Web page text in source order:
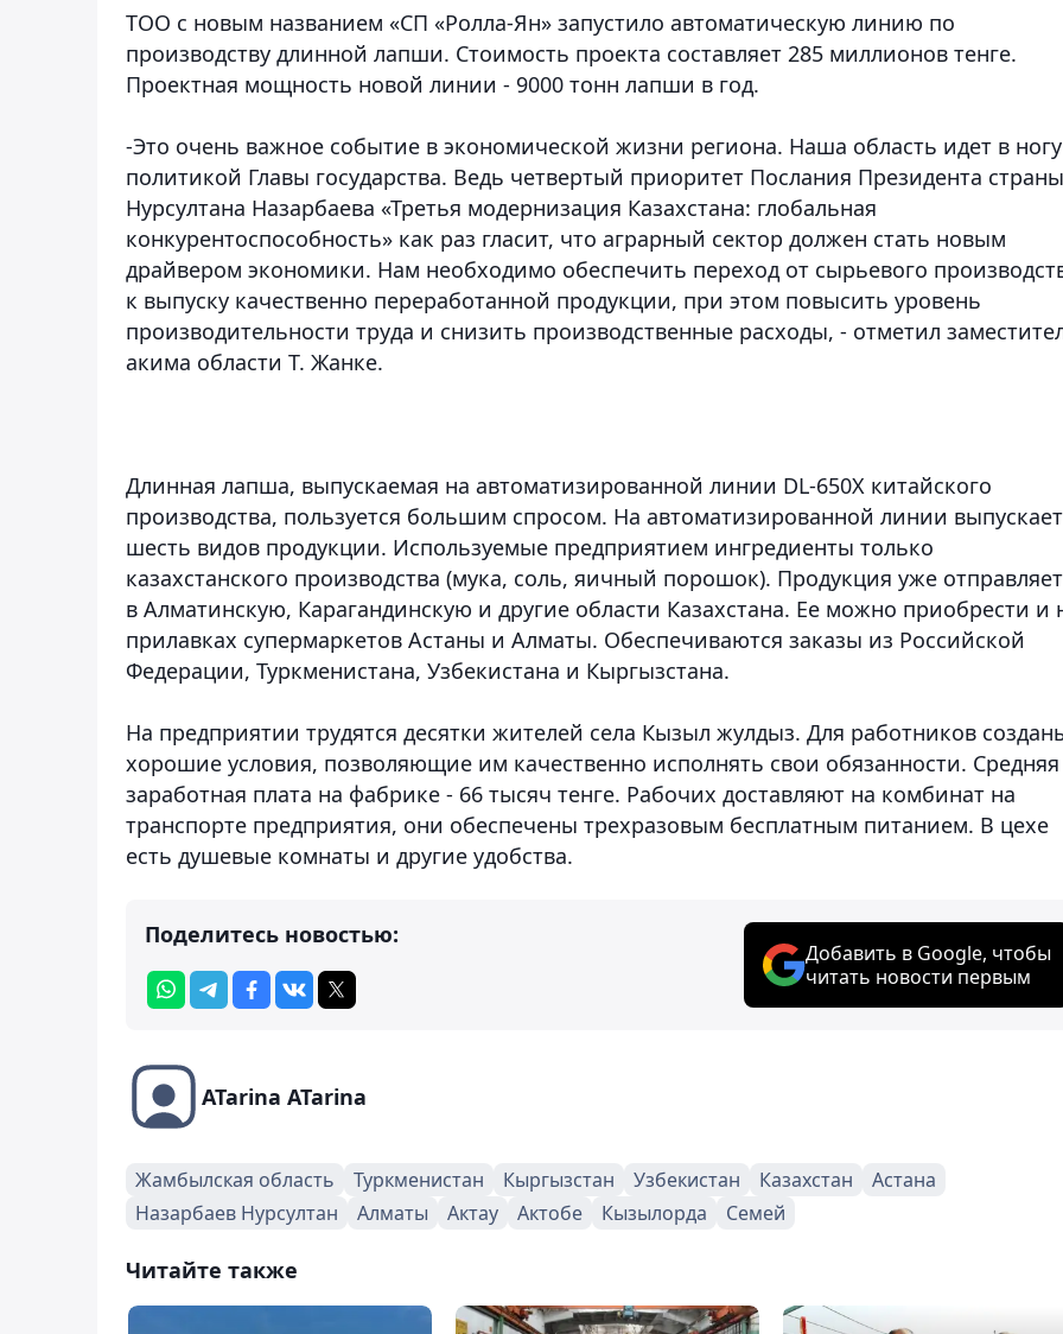
ТОО с новым названием «СП «Ролла-Ян» запустило автоматическую линию по
производству длинной лапши. Стоимость проекта составляет 285 миллионов тенге.
Проектная мощность новой линии - 9000 тонн лапши в год.
-Это очень важное событие в экономической жизни региона. Наша область идет в
политикой Главы государства. Ведь четвертый приоритет Послания Президента страны
Нурсултана Назарбаева «Третья модернизация Казахстана: глобальная
конкурентоспособность» как раз гласит, что аграрный сектор должен стать новым
драйвером экономики. Нам необходимо обеспечить переход от сырьевого
к выпуску качественно переработанной продукции, при этом повысить уровень
производительности труда и снизить производственные расходы, - отметил
акима области Т. Жанке.
Длинная лапша, выпускаемая на автоматизированной линии DL-650X китайского
производства, пользуется большим спросом. На автоматизированной линии
шесть видов продукции. Используемые предприятием ингредиенты только
казахстанского производства (мука, соль, яичный порошок). Продукция уже
в Алматинскую, Карагандинскую и другие области Казахстана. Ее можно приобрести и
прилавках супермаркетов Астаны и Алматы. Обеспечиваются заказы из Российской
Федерации, Туркменистана, Узбекистана и Кыргызстана.
На предприятии трудятся десятки жителей села Кызыл жулдыз. Для работников
хорошие условия, позволяющие им качественно исполнять свои обязанности. Средняя
заработная плата на фабрике - 66 тысяч тенге. Рабочих доставляют на комбинат на
транспорте предприятия, они обеспечены трехразовым бесплатным питанием. В цехе
есть душевые комнаты и другие удобства.
Поделитесь новостью:
Добавить в Google, чтобы
читать новости первым
ATarina ATarina
Жамбылская область Туркменистан Кыргызстан Узбекистан Казахстан
Астана
Назарбаев Нурсултан
Алматы Актау Актобе Кызылорда Семей
Читайте также